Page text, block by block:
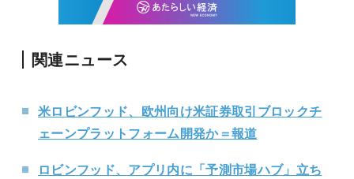
関連ニュース
米ロビンフッド、欧州向け米証券取引ブロックチ
ェーンプラットフォーム開発か＝報道
ロビンフッド、アプリ内に「予測市場ハブ」立ち